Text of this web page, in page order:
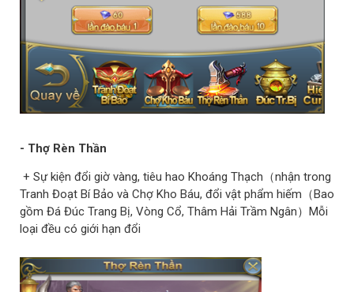
- Thợ Rèn Thần
+ Sự kiện đổi giờ vàng, tiêu hao Khoáng Thạch（nhận trong
Tranh Đoạt Bí Bảo và Chợ Kho Báu, đổi vật phẩm hiếm（Bao
gồm Đá Đúc Trang Bị, Vòng Cổ, Thâm Hải Trầm Ngân）Mỗi
loại đều có giới hạn đổi